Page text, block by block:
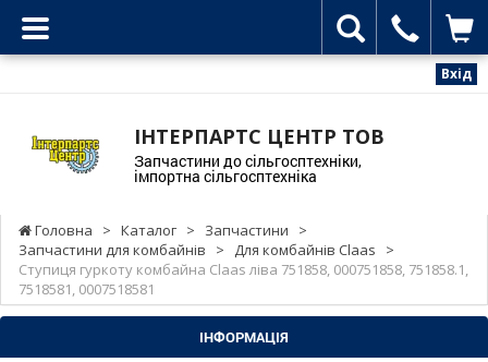
Вхід
ІНТЕРПАРТС ЦЕНТР ТОВ
Запчастини до сільгосптехніки,
імпортна сільгосптехніка
Головна > Каталог > Запчастини
>
Запчастини для комбайнів
> Для комбайнів Claas
>
Ступиця гуркоту комбайна Claas ліва 751858, 000751858, 751858.1,
7518581, 0007518581
ІНФОРМАЦІЯ